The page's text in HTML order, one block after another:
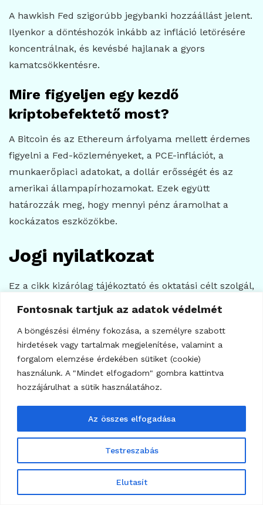
Fontosnak tartjuk az adatok védelmét
A böngészési élmény fokozása, a személyre szabott
hirdetések vagy tartalmak megjelenítése, valamint a
forgalom elemzése érdekében sütiket (cookie)
használunk. A "Mindet elfogadom" gombra kattintva
hozzájárulhat a sütik használatához.
Testreszabás
Elutasít
Az összes elfogadása
A hawkish Fed szigorúbb jegybanki hozzáállást jelent.
Ilyenkor a döntéshozók inkább az infláció letörésére
koncentrálnak, és kevésbé hajlanak a gyors
kamatcsökkentésre.
Mire figyeljen egy kezdő
kriptobefektető most?
A Bitcoin és az Ethereum árfolyama mellett érdemes
figyelni a Fed-közleményeket, a PCE-inflációt, a
munkaerőpiaci adatokat, a dollár erősségét és az
amerikai állampapírhozamokat. Ezek együtt
határozzák meg, hogy mennyi pénz áramolhat a
kockázatos eszközökbe.
Jogi nyilatkozat
Ez a cikk kizárólag tájékoztató és oktatási célt szolgál,
ajánlásnak, adótanácsadásnak vagy jogi
tanácsadásnak. A kriptovaluták árfolyama rendkívül
volatilis, a befektetett tőke részben vagy egészben
elveszíthető. Befektetési döntés előtt minden
olvasónak saját kutatást kell végeznie, és szükség
Bitcoin, Ethereum, Fed kamatdöntés,
Goldman Sachs, kamatcsökkentés, kriptopiac,
altcoinok, PCE infláció, core PCE, Federal Reserve,
amerikai kamatok, kriptovaluta hírek, Bitcoin